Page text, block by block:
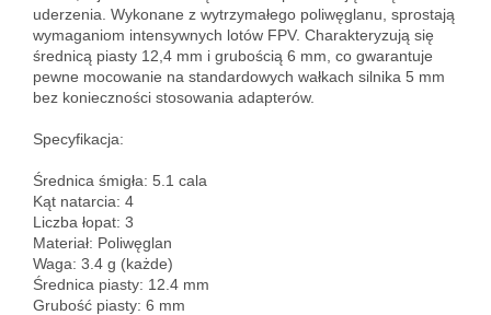
uderzenia. Wykonane z wytrzymałego poliwęglanu, sprostają
wymaganiom intensywnych lotów FPV. Charakteryzują się
średnicą piasty 12,4 mm i grubością 6 mm, co gwarantuje
pewne mocowanie na standardowych wałkach silnika 5 mm
bez konieczności stosowania adapterów.
Specyfikacja:
Średnica śmigła: 5.1 cala
Kąt natarcia: 4
Liczba łopat: 3
Materiał: Poliwęglan
Waga: 3.4 g (każde)
Średnica piasty: 12.4 mm
Grubość piasty: 6 mm